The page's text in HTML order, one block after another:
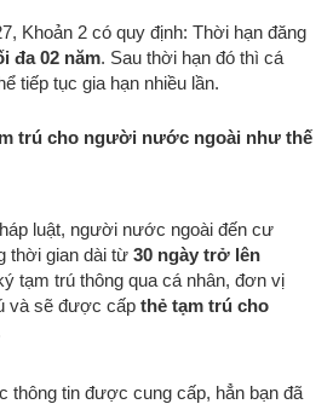
Khoản 2 có quy định: Thời hạn đăng
đa 02 năm. Sau thời hạn đó thì cá
tiếp tục gia hạn nhiều lần.
trú cho người nước ngoài như thế
luật, người nước ngoài đến cư
thời gian dài từ 30 ngày trở lên
tạm trú thông qua cá nhân, đơn vị
và sẽ được cấp thẻ tạm trú cho
thông tin được cung cấp, hẳn bạn đã